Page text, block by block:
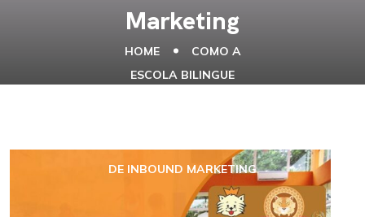
Marketing
HOME
COMO A
ESCOLA BILINGUE
DE INBOUND MARKETING